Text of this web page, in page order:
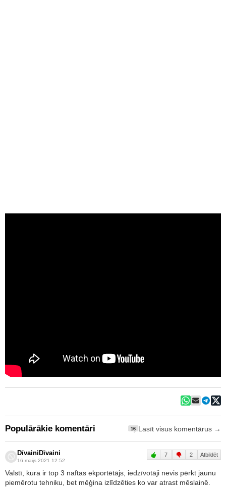
Populārākie komentāri 16 Lasīt visus komentārus →
DīvainiDīvaini
16.maijs 2021 12:52
7 2 Atbildēt
Valstī, kura ir top 3 naftas ekportētājs, iedzīvotāji nevis pērkt jaunu
piemērotu tehniku, bet mēģina izlīdzēties ko var atrast mēslainē.